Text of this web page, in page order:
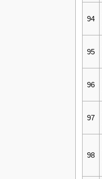
94
95
96
97
98